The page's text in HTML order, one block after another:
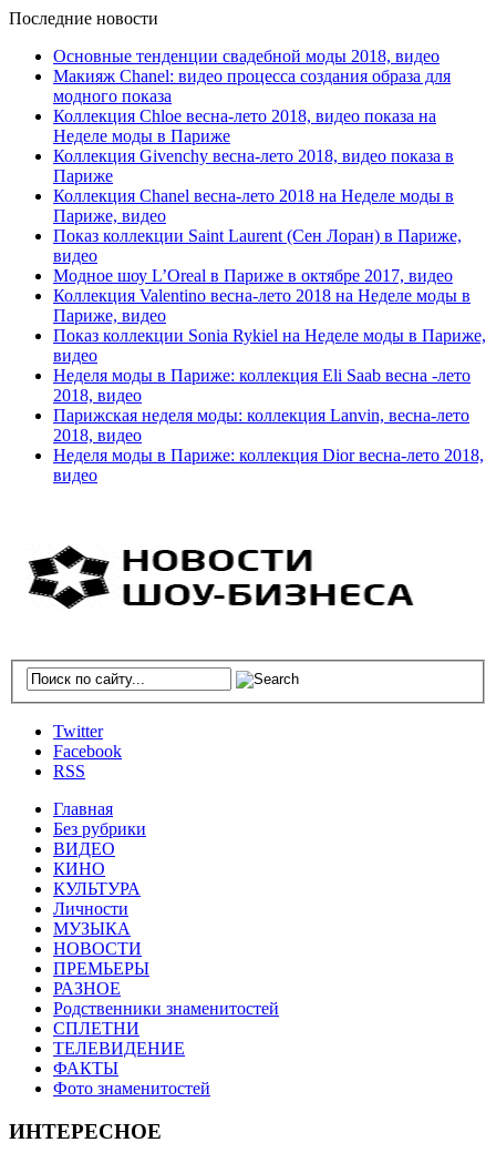
Последние новости
Основные тенденции свадебной моды 2018, видео
Макияж Chanel: видео процесса создания образа для
модного показа
Коллекция Chloe весна-лето 2018, видео показа на
Неделе моды в Париже
Коллекция Givenchy весна-лето 2018, видео показа в
Париже
Коллекция Chanel весна-лето 2018 на Неделе моды в
Париже, видео
Показ коллекции Saint Laurent (Сен Лоран) в Париже,
видео
Модное шоу L’Oreal в Париже в октябре 2017, видео
Коллекция Valentino весна-лето 2018 на Неделе моды в
Париже, видео
Показ коллекции Sonia Rykiel на Неделе моды в Париже,
видео
Неделя моды в Париже: коллекция Eli Saab весна -лето
2018, видео
Парижская неделя моды: коллекция Lanvin, весна-лето
2018, видео
Неделя моды в Париже: коллекция Dior весна-лето 2018,
видео
Twitter
Facebook
RSS
Главная
Без рубрики
ВИДЕО
КИНО
КУЛЬТУРА
Личности
МУЗЫКА
НОВОСТИ
ПРЕМЬЕРЫ
РАЗНОЕ
Родственники знаменитостей
СПЛЕТНИ
ТЕЛЕВИДЕНИЕ
ФАКТЫ
Фото знаменитостей
ИНТЕРЕСНОЕ